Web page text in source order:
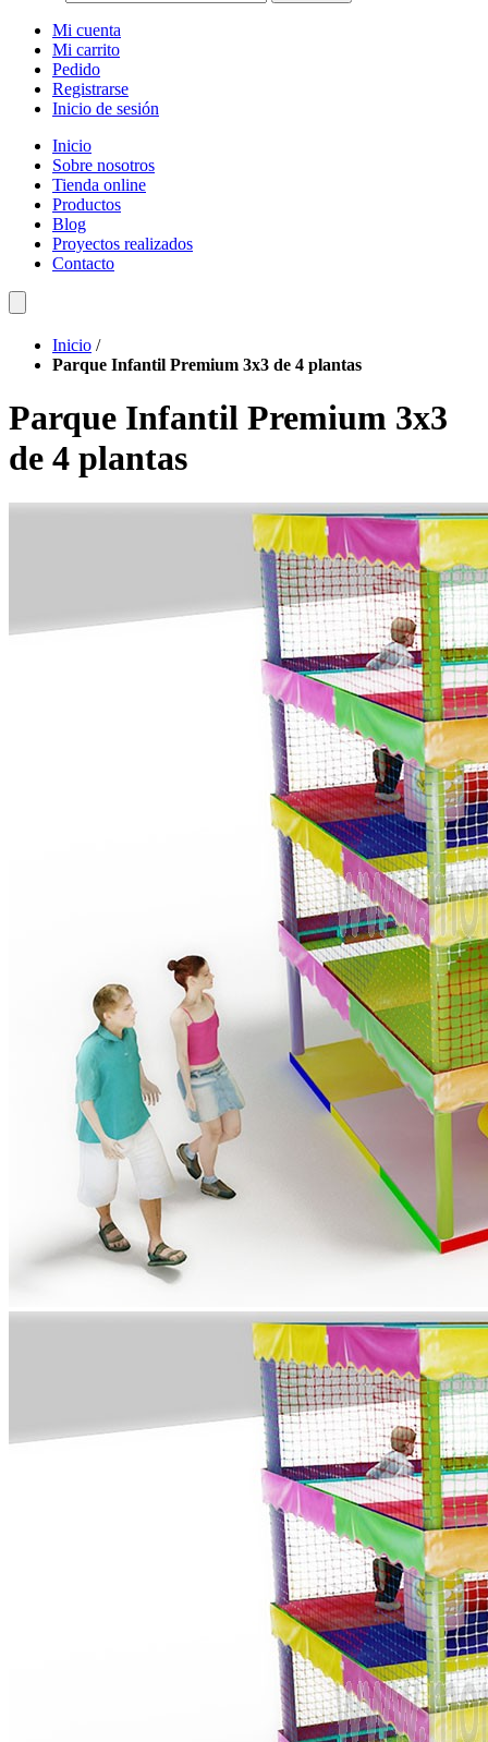
Mi cuenta
Mi carrito
Pedido
Registrarse
Inicio de sesión
Inicio
Sobre nosotros
Tienda online
Productos
Blog
Proyectos realizados
Contacto
Inicio /
Parque Infantil Premium 3x3 de 4 plantas
Parque Infantil Premium 3x3
de 4 plantas